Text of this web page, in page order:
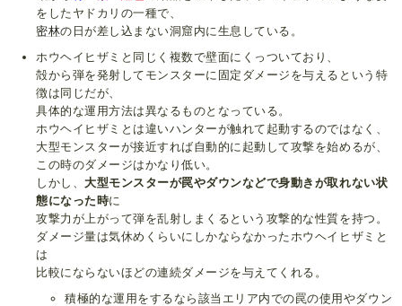
をしたヤドカリの一種で、
密林の日が差し込まない洞窟内に生息している。
ホウヘイヒザミと同じく複数で壁面にくっついており、
殻から弾を発射してモンスターに固定ダメージを与えるという特
徴は同じだが、
具体的な運用方法は異なるものとなっている。
ホウヘイヒザミとは違いハンターが触れて起動するのではなく、
大型モンスターが接近すれば自動的に起動して攻撃を始めるが、
この時のダメージはかなり低い。
しかし、大型モンスターが罠やダウンなどで身動きが取れない状
態になった時に
攻撃力が上がって弾を乱射しまくるという攻撃的な性質を持つ。
ダメージ量は気休めくらいにしかならなかったホウヘイヒザミと
は
比較にならないほどの連続ダメージを与えてくれる。
積極的な運用をするなら該当エリア内での罠の使用やダウン